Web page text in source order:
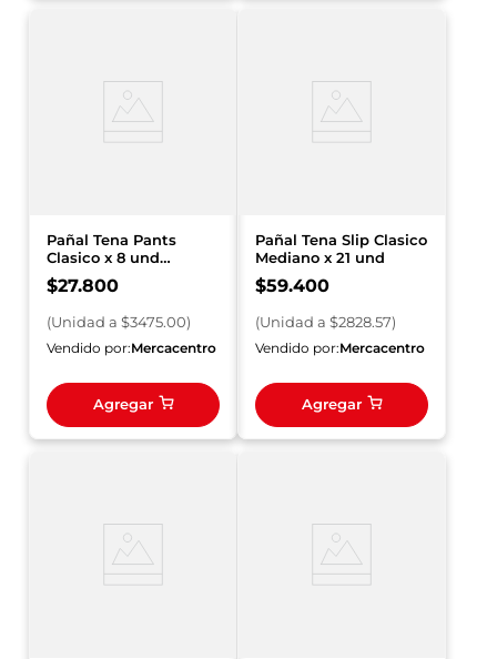
Pañal Tena Pants
Clasico x 8 und
Medium
$27.800
(Unidad a $3475.00)
Vendido por:Mercacentro
Agregar
Pañal Tena Slip Clasico
Mediano x 21 und
$59.400
(Unidad a $2828.57)
Vendido por:Mercacentro
Agregar